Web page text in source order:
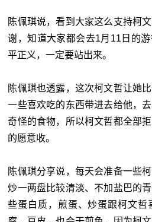
陈佩琪说，看到大家这么支持柯
谢，知道大家都会去1月11日的
平正义，一定要站出来。
陈佩琪也透露，这次柯文哲让她
一些喜欢吃的东西带进去给他，
奇怪的食物，所以柯文哲都全部
的愿意收。
陈佩琪分享说，每天会准备一些
炒一两盘比较清淡、不加盐巴的
些蛋白质，煎蛋、炒蛋跟柯文哲